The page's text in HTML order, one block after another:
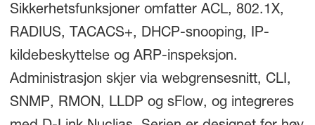
Sikkerhetsfunksjoner omfatter ACL, 802.1X,
RADIUS, TACACS+, DHCP-snooping, IP-
kildebeskyttelse og ARP-inspeksjon.
Administrasjon skjer via webgrensesnitt, CLI,
SNMP, RMON, LLDP og sFlow, og integreres